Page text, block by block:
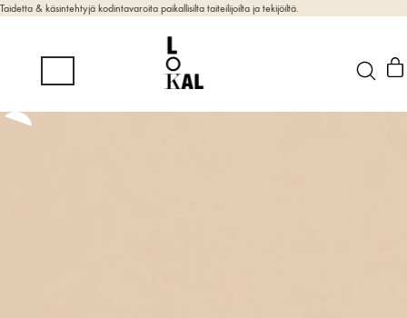
Taidetta & käsintehtyjä kodintavaroita paikallisilta taiteilijoilta ja tekijöiltä.